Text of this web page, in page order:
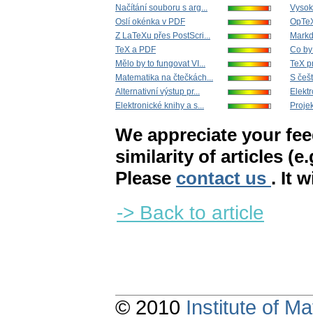
Načítání souboru s arg...
Oslí okénka v PDF
Z LaTeXu přes PostScri...
TeX a PDF
Mělo by to fungovat VI...
Matematika na čtečkách...
Alternativní výstup pr...
Elektronické knihy a s...
Co
TeX
S
We appreciate your
similarity of articles
Please contact us . It
-> Back to article
© 2010 Institute of